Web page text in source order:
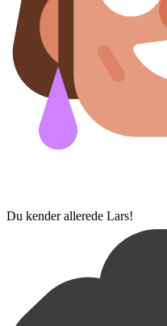
Du kender allerede Lars!